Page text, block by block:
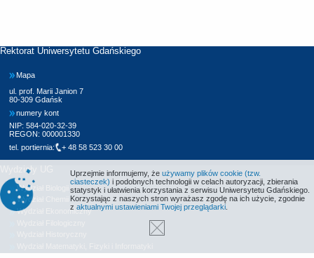
Rektorat Uniwersytetu Gdańskiego
Mapa
ul. prof. Marii Janion 7
80-309 Gdańsk
numery kont
NIP: 584-020-32-39
REGON: 000001330
tel. portiernia:
+ 48 58 523 30 00
Wydziały UG
Wydział Biologii
Wydział Chemii
Wydział Ekonomiczny
Uprzejmie informujemy, że używamy plików cookie (tzw.
ciasteczek) i podobnych technologii w celach autoryzacji, zbierania
statystyk i ułatwienia korzystania z serwisu Uniwersytetu Gdańskiego.
Korzystając z naszych stron wyrażasz zgodę na ich użycie, zgodnie
z aktualnymi ustawieniami Twojej przeglądarki